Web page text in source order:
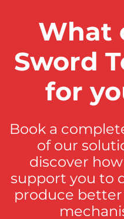
What
Sword
for
Book a
of our
discover
support you to
produce